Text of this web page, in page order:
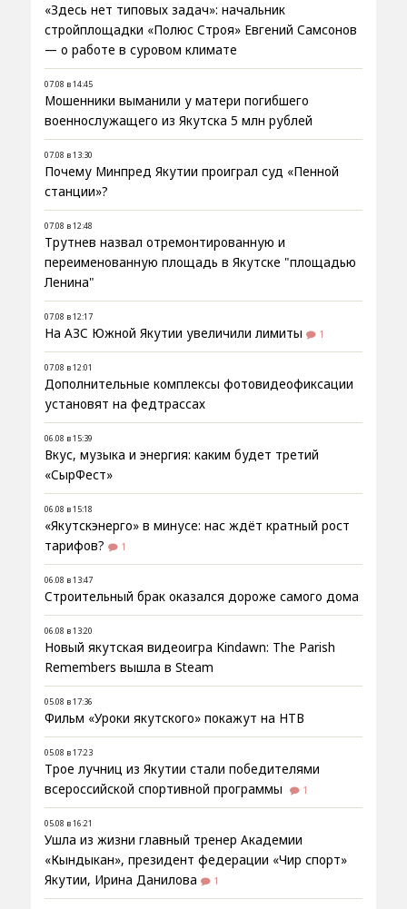
«Здесь нет типовых задач»: начальник
стройплощадки «Полюс Строя» Евгений Самсонов
— о работе в суровом климате
07.08 в 14:45
Мошенники выманили у матери погибшего
военнослужащего из Якутска 5 млн рублей
07.08 в 13:30
Почему Минпред Якутии проиграл суд «Пенной
станции»?
07.08 в 12:48
Трутнев назвал отремонтированную и
переименованную площадь в Якутске "площадью
Ленина"
07.08 в 12:17
На АЗС Южной Якутии увеличили лимиты 1
07.08 в 12:01
Дополнительные комплексы фотовидеофиксации
установят на федтрассах
06.08 в 15:39
Вкус, музыка и энергия: каким будет третий
«СырФест»
06.08 в 15:18
«Якутскэнерго» в минусе: нас ждёт кратный рост
тарифов?
1
06.08 в 13:47
Строительный брак оказался дороже самого дома
06.08 в 13:20
Новый якутская видеоигра Kindawn: The Parish
Remembers вышла в Steam
05.08 в 17:36
Фильм «Уроки якутского» покажут на НТВ
05.08 в 17:23
Трое лучниц из Якутии стали победителями
всероссийской спортивной программы
1
05.08 в 16:21
Ушла из жизни главный тренер Академии
«Кындыкан», президент федерации «Чир спорт»
Якутии, Ирина Данилова
1